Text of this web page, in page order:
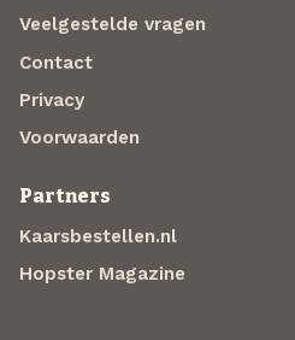
Veelgestelde vragen
Contact
Privacy
Voorwaarden
Partners
Kaarsbestellen.nl
Hopster Magazine